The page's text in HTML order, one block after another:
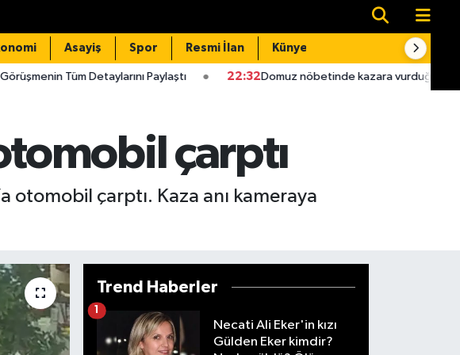
Asayiş Spor Resmi İlan Künye
Detaylarını Paylaştı 22:32 Domuz nöbetinde kazara vurduğu babası
çarptı
otomobil çarptı. Kaza anı kameraya
Trend Haberler
Necati Ali Eker'in kızı
Gülden Eker kimdir?
1